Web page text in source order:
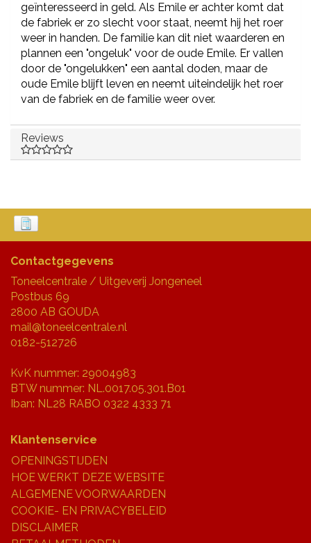
geïnteresseerd in geld. Als Emile er achter komt dat
de fabriek er zo slecht voor staat, neemt hij het roer
weer in handen. De familie kan dit niet waarderen en
plannen een "ongeluk" voor de oude Emile. Er vallen
door de "ongelukken" een aantal doden, maar de
oude Emile blijft leven en neemt uiteindelijk het roer
van de fabriek en de familie weer over.
Reviews
Contactgegevens
Toneelcentrale / Uitgeverij Jongeneel
Postbus 69
2800 AB GOUDA
mail@toneelcentrale.nl
0182-512726
KvK nummer: 29004983
BTW nummer: NL.0017.05.301.B01
Iban: NL28 RABO 0322 4333 71
Klantenservice
OPENINGSTIJDEN
HOE WERKT DEZE WEBSITE
ALGEMENE VOORWAARDEN
COOKIE- EN PRIVACYBELEID
DISCLAIMER